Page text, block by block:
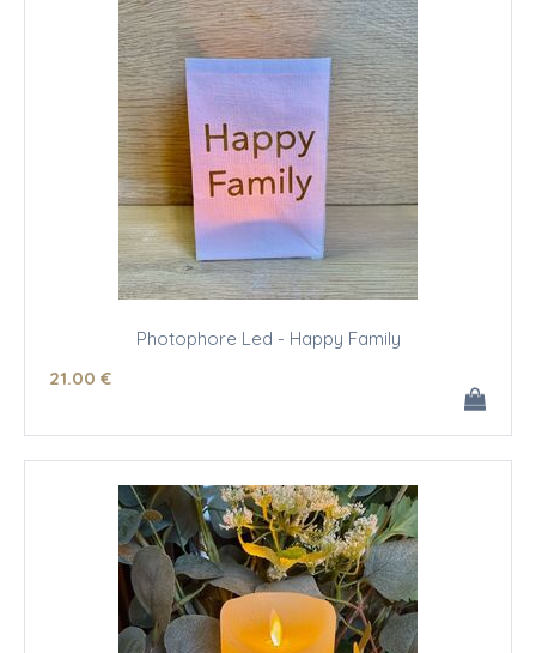
Photophore Led - Happy Family
21.00 €